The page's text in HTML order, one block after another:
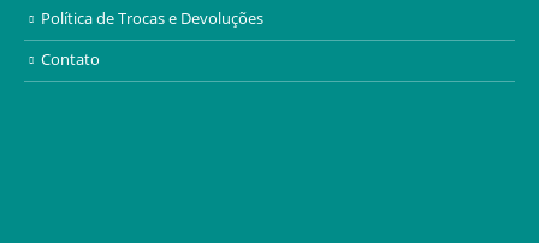
Política de Trocas e Devoluções
Contato